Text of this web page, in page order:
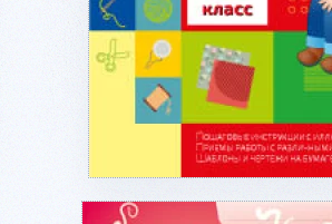
Подробнее...